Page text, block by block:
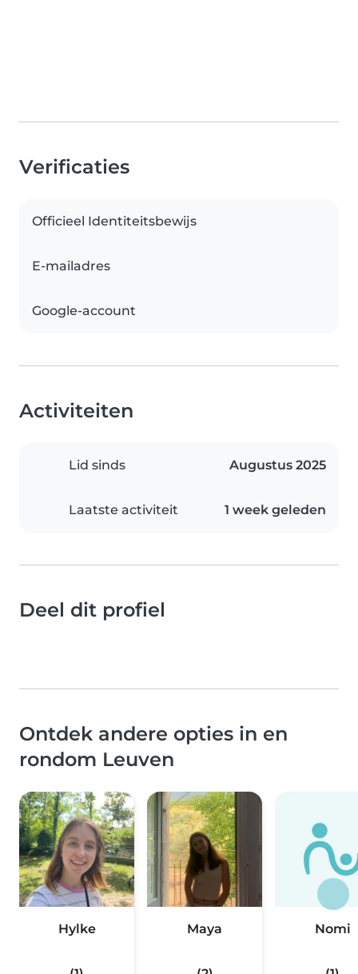
Verificaties
Officieel Identiteitsbewijs
E-mailadres
Google-account
Activiteiten
Lid sinds Augustus 2025
Laatste activiteit 1 week geleden
Deel dit profiel
Ontdek andere opties in en
rondom Leuven
Hylke Maya Nomi